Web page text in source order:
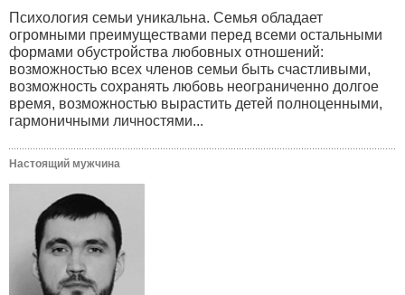
Психология семьи уникальна. Семья обладает
огромными преимуществами перед всеми остальными
формами обустройства любовных отношений:
возможностью всех членов семьи быть счастливыми,
возможность сохранять любовь неограниченно долгое
время, возможностью вырастить детей полноценными,
гармоничными личностями...
Настоящий мужчина